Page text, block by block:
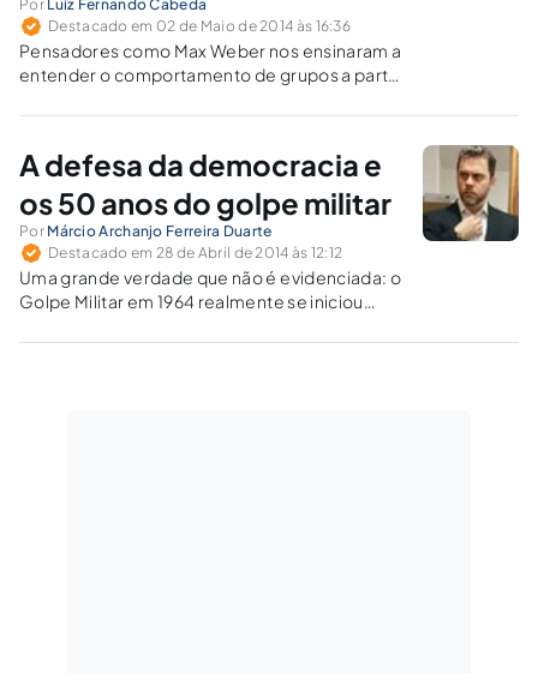
Por Luiz Fernando Cabeda
Destacado em 02 de Maio de 2014 às 16:36
Pensadores como Max Weber nos ensinaram a
entender o comportamento de grupos a partir
representação teatral mostram que é preciso
mostrem seu desempenho na realidade atual
A defesa da democracia e
os 50 anos do golpe militar
Por Márcio Archanjo Ferreira Duarte
Destacado em 28 de Abril de 2014 às 12:12
Uma grande verdade que não é evidenciada: o
Golpe Militar em 1964 realmente se iniciou
de atentados contra a então Constituição